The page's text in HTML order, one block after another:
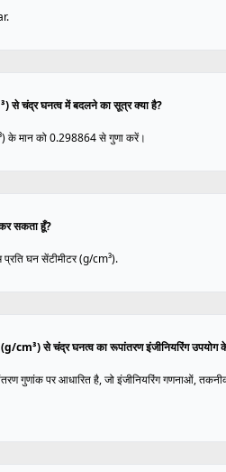
से चंद्र घनत्व में बदलने का सूत्र क्या है?
के मान को 0.298864 से गुणा करें।
सकता हूँ?
घन सेंटीमीटर (g/cm³).
(g/cm³) से चंद्र घनत्व का रूपांतरण इंजीनियरिंग उपयोग
गुणांक पर आधारित है, जो इंजीनियरिंग गणनाओं,